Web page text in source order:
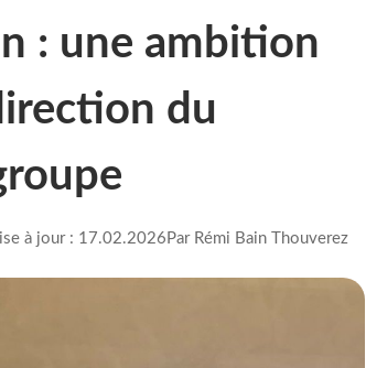
: une ambition
du
à jour : 17.02.2026 Par Rémi Bain Thouverez